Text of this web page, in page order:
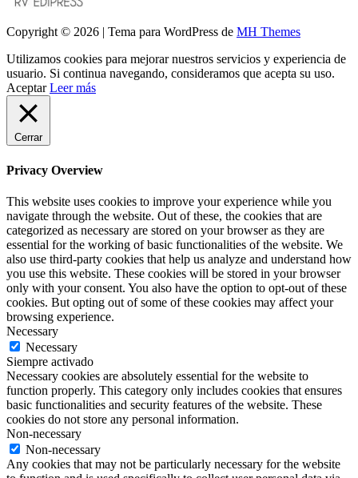
Copyright © 2026 | Tema para WordPress de MH Themes
Utilizamos cookies para mejorar nuestros servicios y experiencia de
usuario. Si continua navegando, consideramos que acepta su uso.
Aceptar Leer más
Cerrar
Privacy Overview
This website uses cookies to improve your experience while you
navigate through the website. Out of these, the cookies that are
categorized as necessary are stored on your browser as they are
essential for the working of basic functionalities of the website. We
also use third-party cookies that help us analyze and understand how
you use this website. These cookies will be stored in your browser
only with your consent. You also have the option to opt-out of these
cookies. But opting out of some of these cookies may affect your
browsing experience.
Necessary
Necessary
Siempre activado
Necessary cookies are absolutely essential for the website to
function properly. This category only includes cookies that ensures
basic functionalities and security features of the website. These
cookies do not store any personal information.
Non-necessary
Non-necessary
Any cookies that may not be particularly necessary for the website